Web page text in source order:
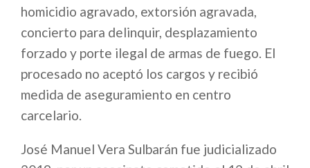
homicidio agravado, extorsión agravada,
concierto para delinquir, desplazamiento
forzado y porte ilegal de armas de fuego. El
procesado no aceptó los cargos y recibió
medida de aseguramiento en centro
carcelario.
José Manuel Vera Sulbarán fue judicializado